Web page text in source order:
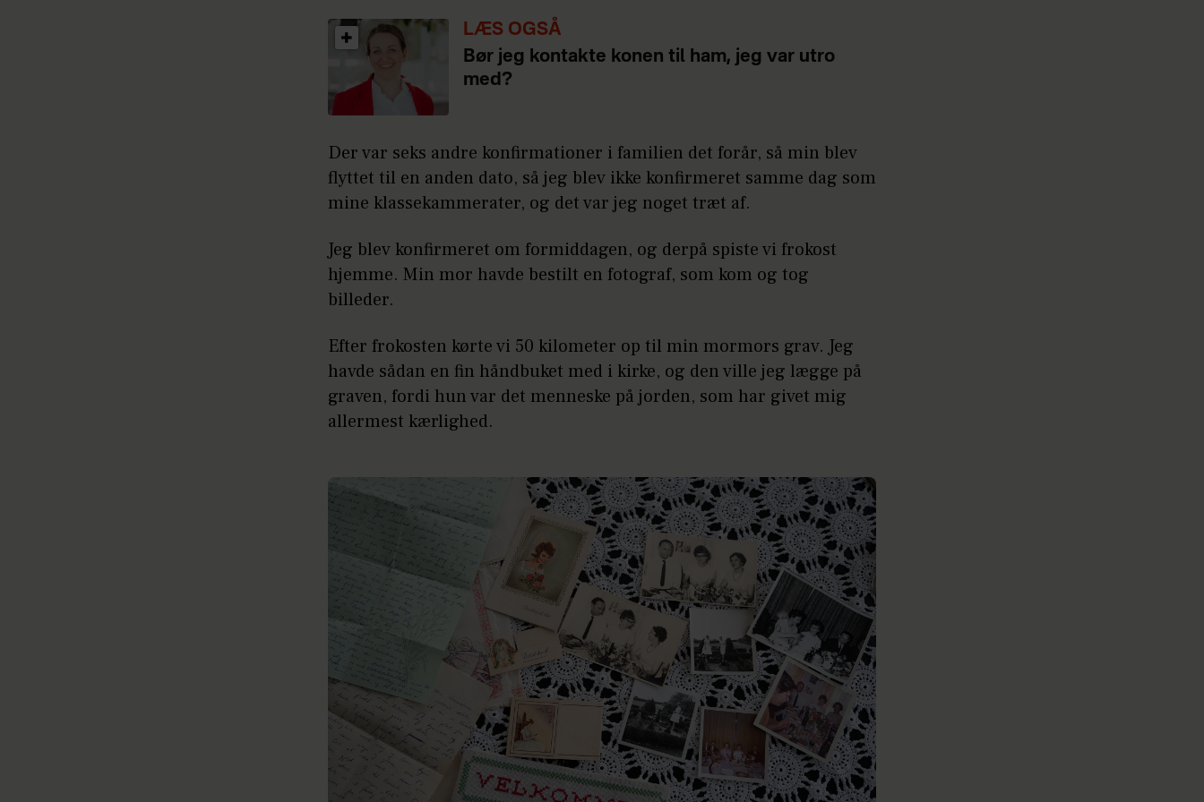
LÆS OGSÅ
Bør jeg kontakte konen til ham, jeg var utro
med?
Der var seks andre konfirmationer i familien det forår, så min blev
flyttet til en anden dato, så jeg blev ikke konfirmeret samme dag som
mine klassekammerater, og det var jeg noget træt af.
Jeg blev konfirmeret om formiddagen, og derpå spiste vi frokost
hjemme. Min mor havde bestilt en fotograf, som kom og tog
billeder.
Efter frokosten kørte vi 50 kilometer op til min mormors grav. Jeg
havde sådan en fin håndbuket med i kirke, og den ville jeg lægge på
graven, fordi hun var det menneske på jorden, som har givet mig
allermest kærlighed.